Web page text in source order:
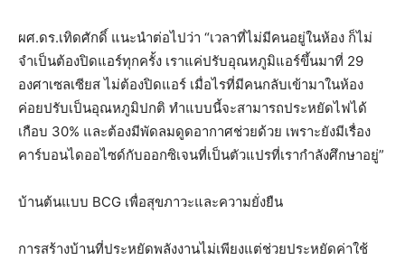
ผศ.ดร.เทิดศักดิ์ แนะนำต่อไปว่า “เวลาที่ไม่มีคนอยู่ในห้อง ก็ไม่
จำเป็นต้องปิดแอร์ทุกครั้ง เราแค่ปรับอุณหภูมิแอร์ขึ้นมาที่ 29
องศาเซลเซียส ไม่ต้องปิดแอร์ เมื่อไรที่มีคนกลับเข้ามาในห้อง
ค่อยปรับเป็นอุณหภูมิปกติ ทำแบบนี้จะสามารถประหยัดไฟได้
เกือบ 30% และต้องมีพัดลมดูดอากาศช่วยด้วย เพราะยังมีเรื่อง
คาร์บอนไดออไซด์กับออกซิเจนที่เป็นตัวแปรที่เรากำลังศึกษาอยู่”
บ้านต้นแบบ BCG เพื่อสุขภาวะและความยั่งยืน
การสร้างบ้านที่ประหยัดพลังงานไม่เพียงแต่ช่วยประหยัดค่าใช้